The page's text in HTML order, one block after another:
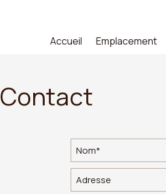
Accueil Emplacement
Contact